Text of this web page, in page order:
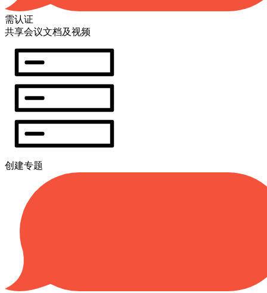
需认证
共享会议文档及视频
创建专题